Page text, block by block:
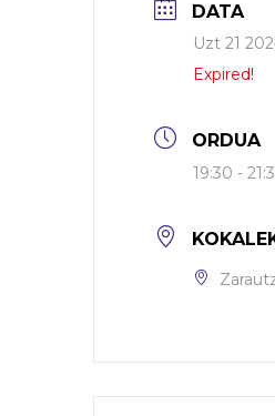
DATA
Uzt 21
Expired!
ORDUA
19:30 -